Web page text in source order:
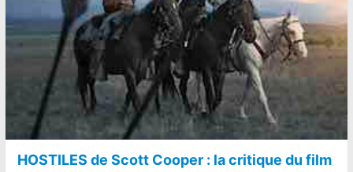
HOSTILES de Scott Cooper : la critique du film